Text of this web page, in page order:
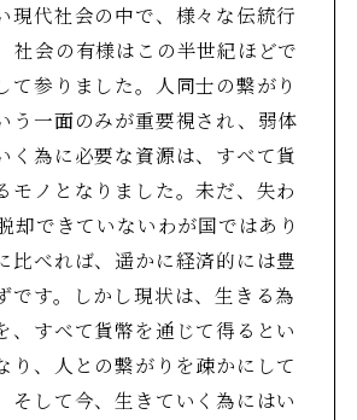
現代社会の中で、様々な伝統行
社会の有様はこの半世紀ほどで
て参りました。人同士の繋がり
う一面のみが重要視され、弱体
く為に必要な資源は、すべて貨
モノとなりました。未だ、失わ
却できていないわが国ではあり
比べれば、遥かに経済的には豊
です。しかし現状は、生きる為
、すべて貨幣を通じて得るとい
り、人との繋がりを疎かにして
そして今、生きていく為にはい